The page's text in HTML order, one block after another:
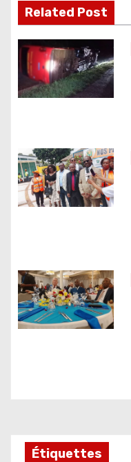
l
’
a
r
c
l
Related Post
Étiquettes